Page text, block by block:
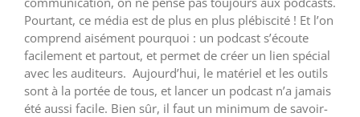
Pourtant, ce média est de plus en plus plébiscité ! Et l’on
comprend aisément pourquoi : un podcast s’écoute
facilement et partout, et permet de créer un lien spécial
avec les auditeurs. Aujourd’hui, le matériel et les outils
sont à la portée de tous, et lancer un podcast n’a jamais
été aussi facile. Bien sûr, il faut un minimum de savoir-